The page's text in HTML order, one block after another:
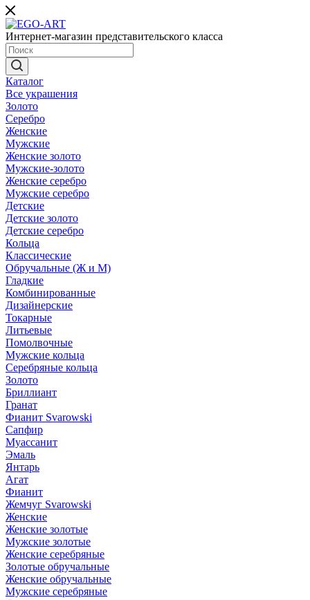
Интернет-магазин представительского класса
Каталог
Все украшения
Золото
Серебро
Женские
Мужские
Женские золото
Мужские-золото
Женские серебро
Мужские серебро
Детские
Детские золото
Детские серебро
Кольца
Классические
Обручальные (Ж и М)
Гладкие
Комбинированные
Дизайнерские
Токарные
Литьевые
Помолвочные
Мужские кольца
Серебряные кольца
Золото
Бриллиант
Гранат
Фианит Svarowski
Сапфир
Муассанит
Эмаль
Янтарь
Агат
Фианит
Жемчуг Svarowski
Женские
Женские золотые
Мужские золотые
Женские серебряные
Золотые обручальные
Женские обручальные
Мужские серебряные